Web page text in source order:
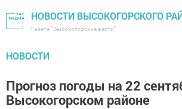
НОВОСТИ ВЫСОКОГОРСКОГО
Газета "Высокогорские вести"
НОВОСТИ
Прогноз погоды на 22
Высокогорском районе